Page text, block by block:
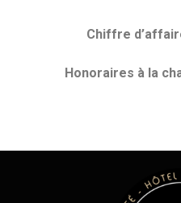
Chiffre
Honoraires à la